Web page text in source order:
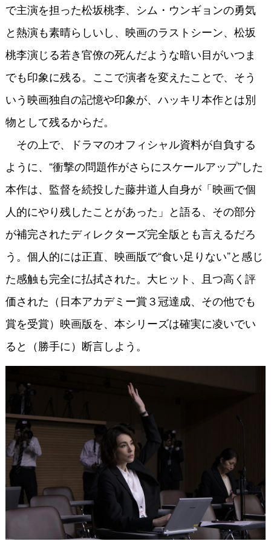
で主演を担った松坂桃李、シム・ウンギョンの勇気
と熱演も素晴らしいし、映画のラストシーン、松坂
桃李演じる若き官僚の死んだような暗い目がいつま
でも印象に残る。ここで演者を変えたことで、そう
いう映画独自の記憶や印象が、ハッキリ本作とは別
物として残るからだ。
その上で、ドラマのオフィシャル資料が自負する
ように、“衝撃の問題作がさらにスケールアップ”した
本作は、監督を続投した藤井道人自身が「映画で個
人的にやり残したことがあった」と語る、その部分
が補完されたディレクターズ完全版とも言えるだろ
う。個人的には正直、映画版で“食い足りない”と感じ
た感触も完全に払拭された。大ヒット、且つ高く評
価された（日本アカデミー賞３冠達成、その他でも
賞を受賞）映画版を、本シリーズは確実に凌いでい
ると（勝手に）断言しよう。